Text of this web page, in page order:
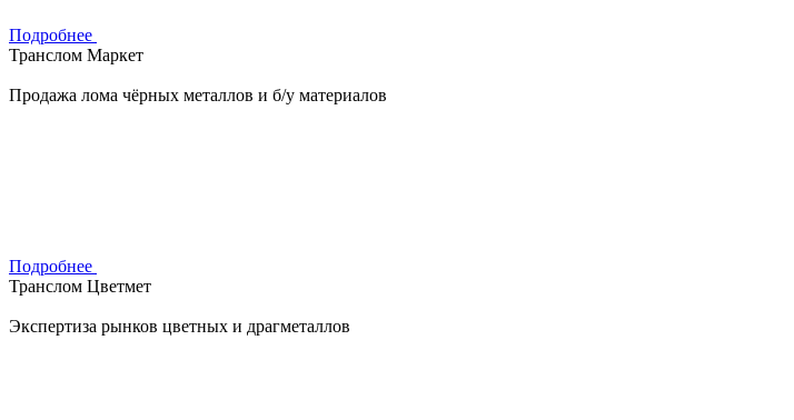
Подробнее
Транслом Маркет
Продажа лома чёрных металлов и б/у материалов
Подробнее
Транслом Цветмет
Экспертиза рынков цветных и драгметаллов